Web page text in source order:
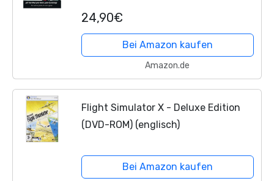
24,90€
Bei Amazon kaufen
Amazon.de
Flight Simulator X - Deluxe Edition
(DVD-ROM) (englisch)
Bei Amazon kaufen